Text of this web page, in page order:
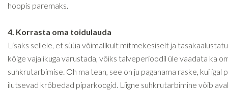
hoopis paremaks.
4. Korrasta oma toidulauda
Lisaks sellele, et süüa võimalikult mitmekesiselt ja
kõige vajalikuga varustada, võiks talveperioodil üle vaadata ka
suhkrutarbimise. Oh ma tean, see on ju paganama raske, kui igal
ilutsevad krõbedad piparkoogid. Liigne suhkrutarbimine võib